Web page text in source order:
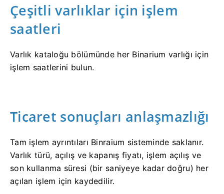
Çeşitli varlıklar için işlem
saatleri
Varlık kataloğu bölümünde her Binarium varlığı için
işlem saatlerini bulun.
Ticaret sonuçları anlaşmazlığı
Tam işlem ayrıntıları Binraium sisteminde saklanır.
Varlık türü, açılış ve kapanış fiyatı, işlem açılış ve
son kullanma süresi (bir saniyeye kadar doğru) her
açılan işlem için kaydedilir.